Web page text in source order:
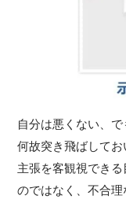
自分は悪くない、
何故突き飛ばして
主張を客観視でき
のではなく、不合